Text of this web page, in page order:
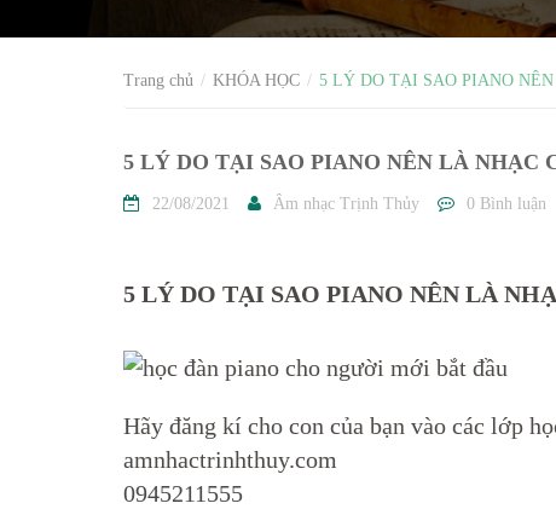
Trang chủ KHÓA HỌC 5 LÝ DO TẠI SAO PIANO
5 LÝ DO TẠI SAO PIANO NÊN LÀ NHẠC
22/08/2021 Âm nhạc Trịnh Thủy 0 Bình luận
5 LÝ DO TẠI SAO PIANO NÊN LÀ
Hãy đăng kí cho con của bạn vào các lớp
amnhactrinhthuy.com
0945211555